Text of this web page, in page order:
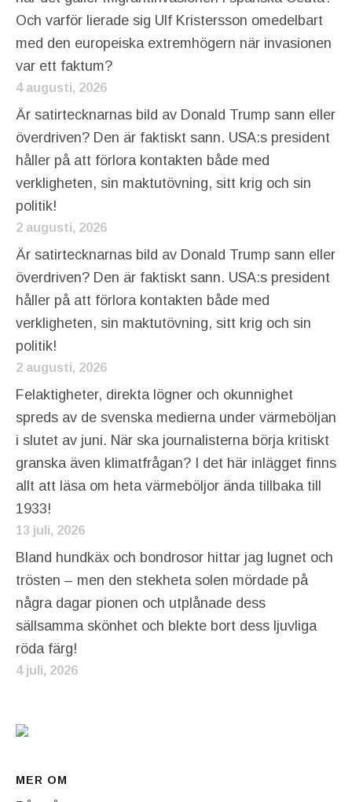
Och varför lierade sig Ulf Kristersson omedelbart
med den europeiska extremhögern när invasionen
var ett faktum?
4 augusti, 2026
Är satirtecknarnas bild av Donald Trump sann eller
överdriven? Den är faktiskt sann. USA:s president
håller på att förlora kontakten både med
verkligheten, sin maktutövning, sitt krig och sin
politik!
2 augusti, 2026
Är satirtecknarnas bild av Donald Trump sann eller
överdriven? Den är faktiskt sann. USA:s president
håller på att förlora kontakten både med
verkligheten, sin maktutövning, sitt krig och sin
politik!
2 augusti, 2026
Felaktigheter, direkta lögner och okunnighet
spreds av de svenska medierna under värmeböljan
i slutet av juni. När ska journalisterna börja kritiskt
granska även klimatfrågan? I det här inlägget finns
allt att läsa om heta värmeböljor ända tillbaka till
1933!
13 juli, 2026
Bland hundkäx och bondrosor hittar jag lugnet och
trösten – men den stekheta solen mördade på
några dagar pionen och utplånade dess
sällsamma skönhet och blekte bort dess ljuvliga
röda färg!
4 juli, 2026
MER OM